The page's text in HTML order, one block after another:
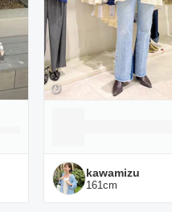
kawamizu
161 cm